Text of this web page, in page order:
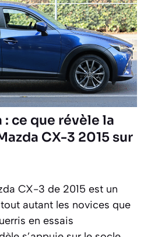
ce que révèle la
CX-3 2015 sur
CX-3 de 2015 est un
autant les novices que
en essais